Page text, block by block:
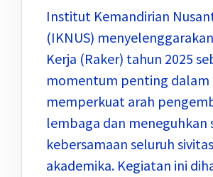
Institut Kemandirian
(IKNUS)
Kerja (Raker) tahun 2025
momentum penting dalam
memperkuat arah
lembaga dan meneguhkan
kebersamaan seluruh sivitas
akademika. Kegiatan ini